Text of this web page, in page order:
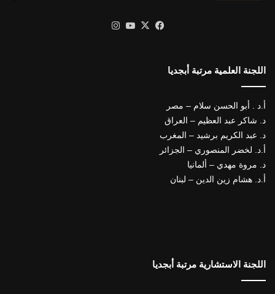
فيسبوك
X يوتيوب
اللجنة العلمية مرتبة أبجديا
أ.د . أبو الحسن سلام – مصر
د. شاكر عبد العظيم – العراق
د. عبد الكريم برشيد – المغرب
أ.د. لخضر المنصوري – الجزائر
د. مروة مهدي – ألمانيا
أ.د. هشام زين الدين – لبنان
اللجنة الاستشارية مرتبة أبجديا